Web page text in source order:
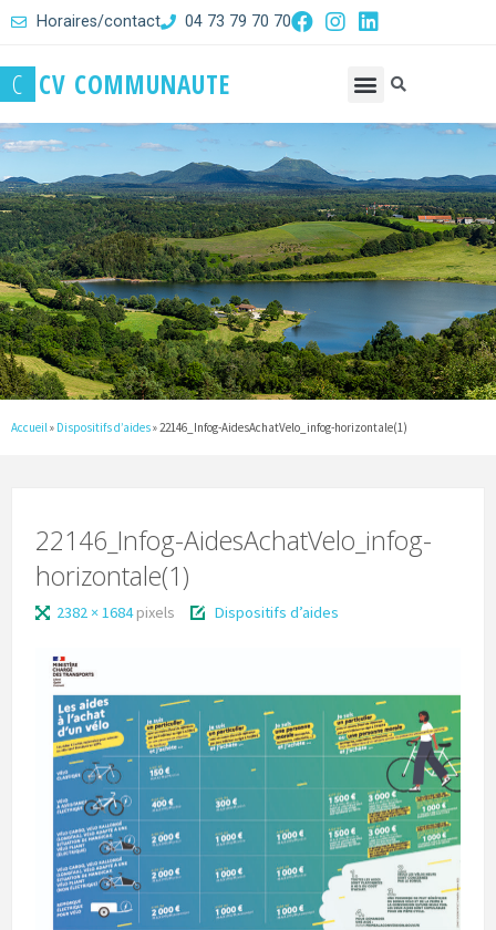
Horaires/contact 04 73 79 70 70
C CV COMMUNAUTE
Accueil » Dispositifs d’aides»22146_Infog-AidesAchatVelo_infog-horizontale(1)
22146_Infog-AidesAchatVelo_infog-
horizontale(1)
2382 × 1684pixels Dispositifs d’aides